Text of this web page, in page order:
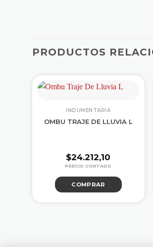
PRODUCTOS
INDUMENTARIA
OMBU TRAJE DE LLUVIA L
$24.212,10
COMPRAR